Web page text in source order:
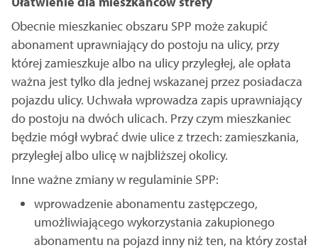
Obecnie mieszkaniec obszaru SPP może zakupić
abonament uprawniający do postoju na ulicy, przy
której zamieszkuje albo na ulicy przyległej, ale opłata
ważna jest tylko dla jednej wskazanej przez posiadacza
pojazdu ulicy. Uchwała wprowadza zapis uprawniający
do postoju na dwóch ulicach. Przy czym mieszkaniec
będzie mógł wybrać dwie ulice z trzech: zamieszkania,
przyległej albo ulicę w najbliższej okolicy.
Inne ważne zmiany w regulaminie SPP:
wprowadzenie abonamentu zastępczego,
umożliwiającego wykorzystania zakupionego
abonamentu na pojazd inny niż ten, na który został